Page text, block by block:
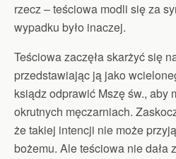
rzecz – teściowa modli się za
wypadku było inaczej.
Teściowa zaczęła skarżyć się
przedstawiając ją jako
ksiądz odprawić Mszę św., aby
okrutnych męczarniach.
że takiej intencji nie może
bożemu. Ale teściowa nie dała